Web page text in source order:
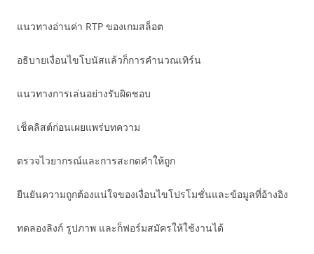
แนวทางอ่านค่า RTP ของเกมสล็อต
อธิบายเงื่อนไขโบนัสแล้วก็การคำนวณเทิร์น
แนวทางการเล่นอย่างรับผิดชอบ
เช็คลิสต์ก่อนเผยแพร่บทความ
ตรวจไวยากรณ์และการสะกดคำให้ถูก
ยืนยันความถูกต้องแน่ใจของเงื่อนไขโปรโมชั่นและข้อมูลที่อ้างอิง
ทดลองลิงก์ รูปภาพ และก็ฟอร์มสมัครให้ใช้งานได้